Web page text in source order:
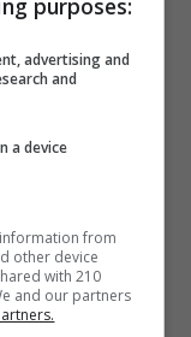
purposes:
advertising and
and
a device
from
other device
with 210
and our partners